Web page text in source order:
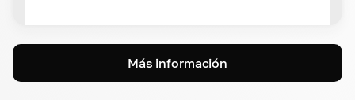
Más información